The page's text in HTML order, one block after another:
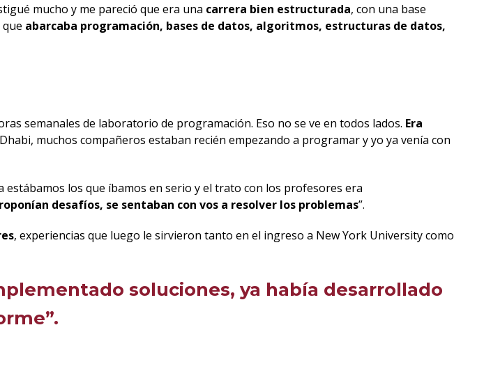
mucho y me pareció que era una carrera bien estructurada, con una base
abarcaba programación, bases de datos, algoritmos, estructuras de datos,
semanales de laboratorio de programación. Eso no se ve en todos lados. Era
muchos compañeros estaban recién empezando a programar y yo ya venía con
estábamos los que íbamos en serio y el trato con los profesores era
desafíos, se sentaban con vos a resolver los problemas”.
, experiencias que luego le sirvieron tanto en el ingreso a New York University como
soluciones, ya había desarrollado